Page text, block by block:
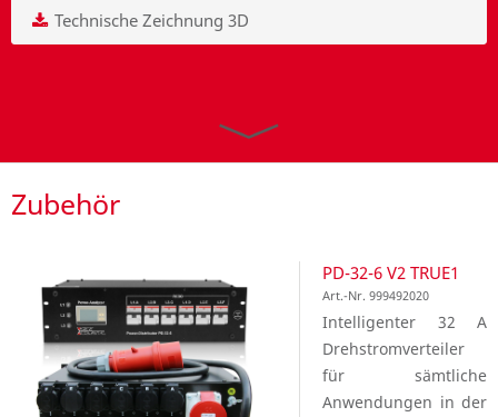
Technische Zeichnung 3D
Zubehör
PD-32-6 V2 TRUE1
Art.-Nr. 999492020
Intelligenter 32 A
Drehstromverteiler
für sämtliche
Anwendungen in der